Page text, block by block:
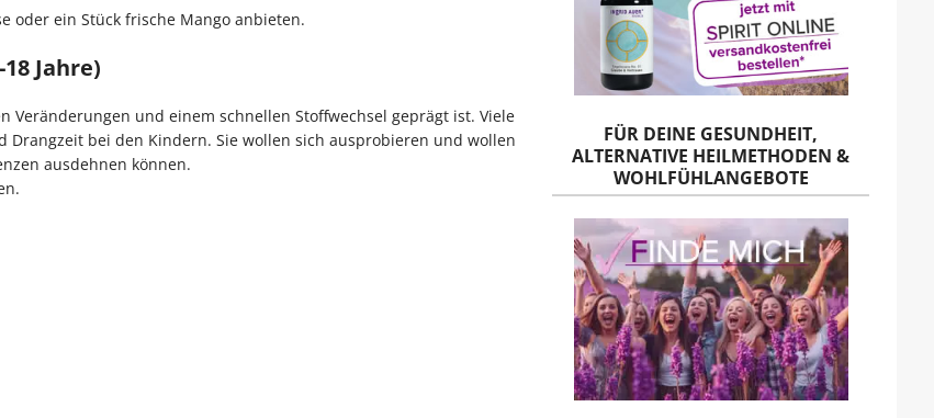
oder ein Stück frische Mango anbieten.
Jahre)
Veränderungen und einem schnellen Stoffwechsel geprägt ist. Viele
bei den Kindern. Sie wollen sich ausprobieren und wollen
ausdehnen können.
FÜR DEINE GESUNDHEIT,
ALTERNATIVE HEILMETHODEN &
WOHLFÜHLANGEBOTE